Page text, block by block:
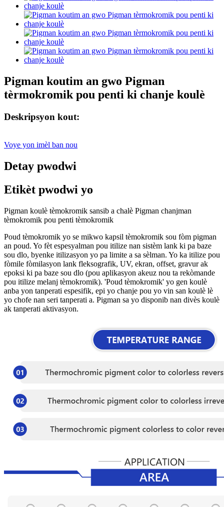
Pigman koutim an gwo Pigman
tèrmokromik pou penti ki chanje koulè
Deskripsyon kout:
Voye yon imèl ban nou
Detay pwodwi
Etikèt pwodwi yo
Pigman koulè tèmokromik sansib a chalè Pigman chanjman
tèmokromik pou penti tèmokromik
Poud tèmokromik yo se mikwo kapsil tèmokromik sou fòm pigman
an poud. Yo fèt espesyalman pou itilize nan sistèm lank ki pa baze
sou dlo, byenke itilizasyon yo pa limite a sa sèlman. Yo ka itilize pou
fòmile fòmilasyon lank fleksografik, UV, ekran, offset, gravur ak
epoksi ki pa baze sou dlo (pou aplikasyon akeuz nou ta rekòmande
pou itilize melanj tèmokromik). 'Poud tèmokromik' yo gen koulè
anba yon tanperati espesifik, epi yo chanje pou yo vin san koulè lè
yo chofe nan seri tanperati a. Pigman sa yo disponib nan divès koulè
ak tanperati aktivasyon.